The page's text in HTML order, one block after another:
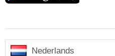
Nederlands